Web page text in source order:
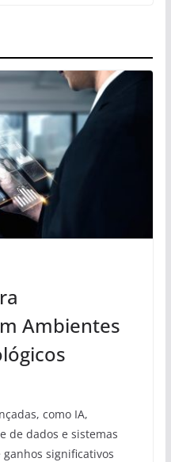
Ambientes
como IA,
de dados e sistemas
significativos